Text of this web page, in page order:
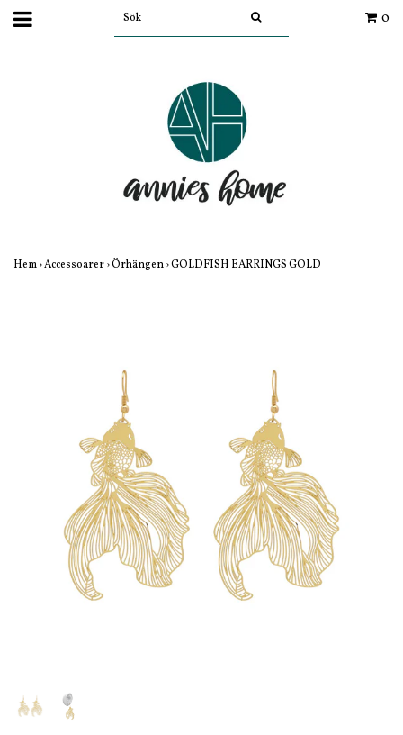
0
Hem›Accessoarer›Örhängen›GOLDFISH EARRINGS GOLD